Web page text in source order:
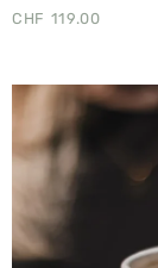
CHF 119.00